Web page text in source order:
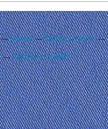
Contact Signaler un abus
Préférences cookies